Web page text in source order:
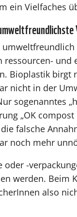
ein Vielfaches
Bioplastik birgt
nicht in der
sogenanntes
„OK
falsche
noch mehr
oder -
werden. Beim
also